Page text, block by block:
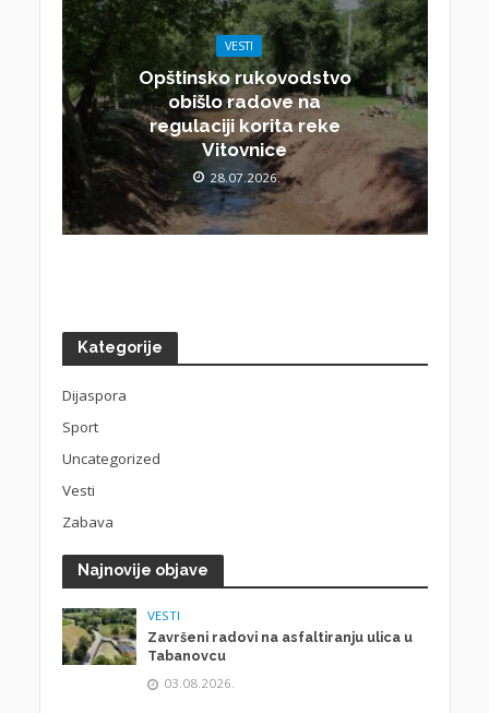
VESTI
Opštinsko rukovodstvo
obišlo radove na
regulaciji korita reke
Vitovnice
28.07.2026.
Kategorije
Dijaspora
Sport
Uncategorized
Vesti
Zabava
Najnovije objave
VESTI
Završeni radovi na asfaltiranju ulica u
Tabanovcu
03.08.2026.